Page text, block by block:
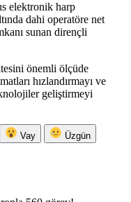
elektronik harp
dahi operatöre net
sunan dirençli
önemli ölçüde
hızlandırmayı ve
geliştirmeyi
Vay Üzgün